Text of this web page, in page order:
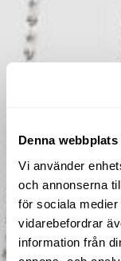
Denna
Vi använder
och annonserna
för sociala
vidarebefordrar
information från